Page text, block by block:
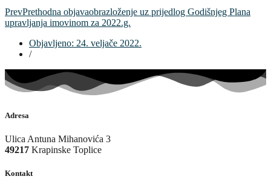
PrevPrethodna objavaobrazloženje uz prijedlog Godišnjeg Plana
upravljanja imovinom za 2022.g.
Objavljeno: 24. veljače 2022.
/
Adresa
Ulica Antuna Mihanovića 3
49217 Krapinske Toplice
Kontakt